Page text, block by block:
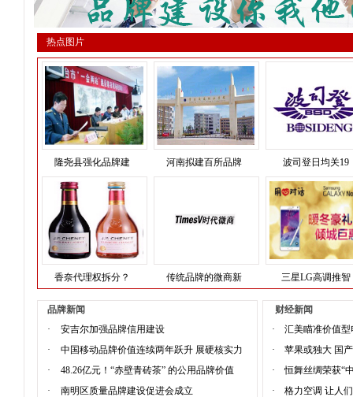
热点图片
隆尧县强化品牌建 河南拟建百所品牌 波司登日均关19
香奈代理权拆分？ 传统品牌的微商新 三星LG高调推智
品牌新闻
·
安吉尔加强品牌信用建设
·
中国移动品牌价值连续两年跃升 展硬核实力
·
48.26亿元！“赤壁青砖茶” 的公用品牌价值
·
南明区质量品牌建设促进会成立
财经新闻
·
汇美瞄准价值
·
苹果或独大 国
·
恒舞丝绸荣获“
·
格力空调 让人